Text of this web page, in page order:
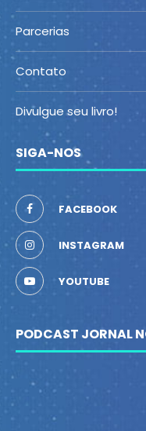
Parcerias
Contato
Divulgue seu livro!
SIGA-NOS
FACEBOOK
INSTAGRAM
YOUTUBE
PODCAST JORNAL